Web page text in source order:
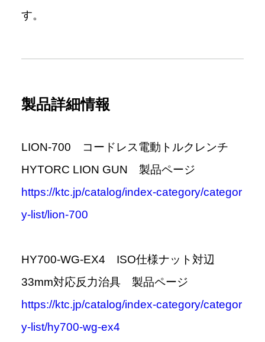
す。
製品詳細情報
LION-700 コードレス電動トルクレンチ
HYTORC LION GUN 製品ページ
https://ktc.jp/catalog/index-category/categor
y-list/lion-700
HY700-WG-EX4 ISO仕様ナット対辺
33mm対応反力治具 製品ページ
https://ktc.jp/catalog/index-category/categor
y-list/hy700-wg-ex4